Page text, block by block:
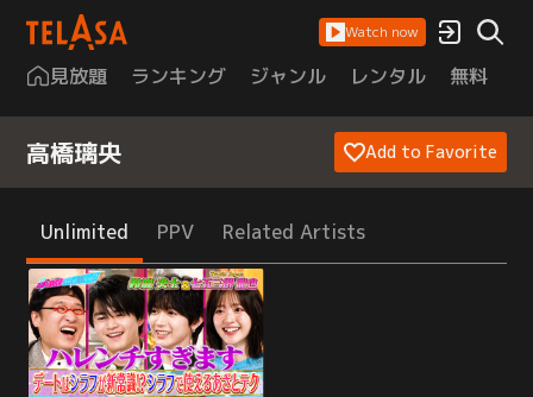
Watch now
見放題 ランキング ジャンル レンタル 無料
高橋璃央 Add to Favorite
Unlimited PPV Related Artists